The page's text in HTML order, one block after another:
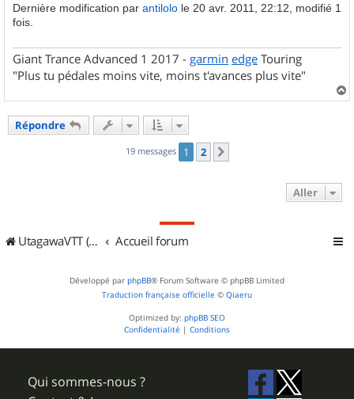
Dernière modification par antilolo le 20 avr. 2011, 22:12, modifié 1
fois.
Giant Trance Advanced 1 2017 - garmin edge Touring
"Plus tu pédales moins vite, moins t'avances plus vite"
a
Répondre
19 messages 1 2
Aller
UtagawaVTT (Randos VTT et VTTAE avec traces GPS) Accueil forum
Développé par phpBB® Forum Software © phpBB Limited
Traduction française officielle © Qiaeru
Optimized by: phpBB SEO
Confidentialité | Conditions
Qui sommes-nous ?